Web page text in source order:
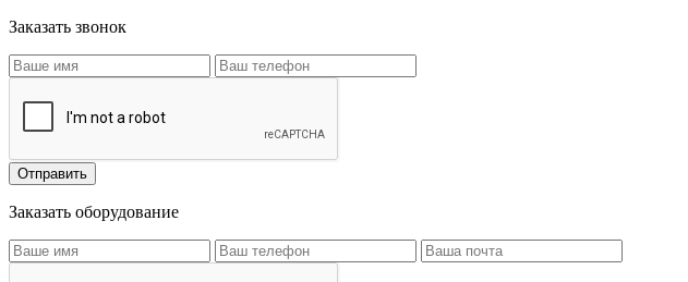
Заказать звонок
Заказать оборудование